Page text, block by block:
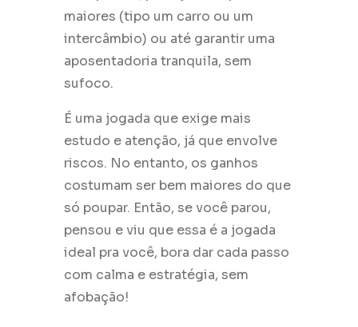
maiores (tipo um carro ou um
intercâmbio) ou até garantir uma
aposentadoria tranquila, sem
sufoco.
É uma jogada que exige mais
estudo e atenção, já que envolve
riscos. No entanto, os ganhos
costumam ser bem maiores do que
só poupar. Então, se você parou,
pensou e viu que essa é a jogada
ideal pra você, bora dar cada passo
com calma e estratégia, sem
afobação!